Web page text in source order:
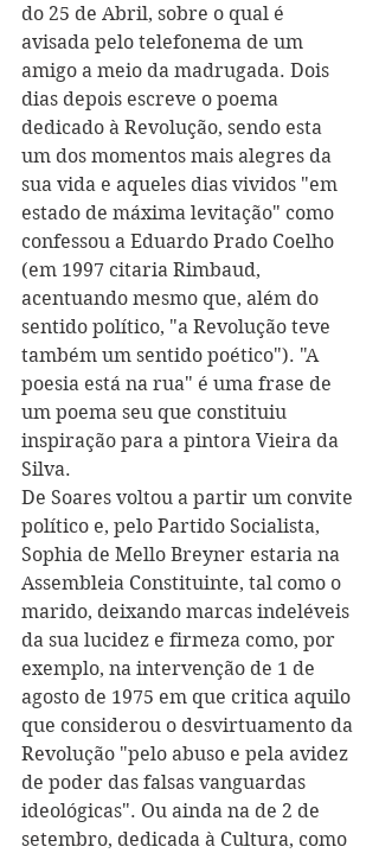
do 25 de Abril, sobre o qual é
avisada pelo telefonema de um
amigo a meio da madrugada. Dois
dias depois escreve o poema
dedicado à Revolução, sendo esta
um dos momentos mais alegres da
sua vida e aqueles dias vividos "em
estado de máxima levitação" como
confessou a Eduardo Prado Coelho
(em 1997 citaria Rimbaud,
acentuando mesmo que, além do
sentido político, "a Revolução teve
também um sentido poético"). "A
poesia está na rua" é uma frase de
um poema seu que constituiu
inspiração para a pintora Vieira da
Silva.
De Soares voltou a partir um convite
político e, pelo Partido Socialista,
Sophia de Mello Breyner estaria na
Assembleia Constituinte, tal como o
marido, deixando marcas indeléveis
da sua lucidez e firmeza como, por
exemplo, na intervenção de 1 de
agosto de 1975 em que critica aquilo
que considerou o desvirtuamento da
Revolução "pelo abuso e pela avidez
de poder das falsas vanguardas
ideológicas". Ou ainda na de 2 de
setembro, dedicada à Cultura, como